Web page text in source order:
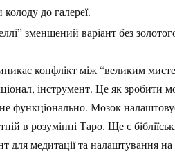
до галереї.
зменшений варіант без
конфлікт між “великим
інструмент. Це як зробити
функціонально. Мозок
в розумінні Таро. Ще є
для медитації та налаштування